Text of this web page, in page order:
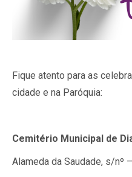
Fique atento para as
cidade e na Paróquia:
Cemitério Municipal de
Alameda da Saudade, s/nº